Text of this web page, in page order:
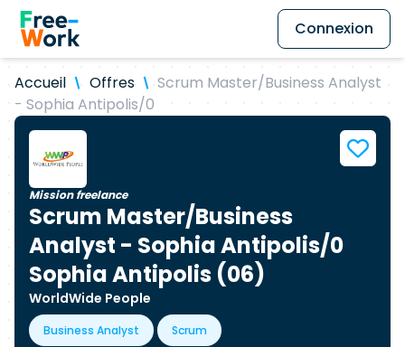
Connexion
Accueil Offres
Scrum Master/Business Analyst
- Sophia Antipolis/0
Mission freelance
Scrum Master/Business
Analyst - Sophia Antipolis/0
Sophia Antipolis (06)
WorldWide People
Business Analyst
Scrum